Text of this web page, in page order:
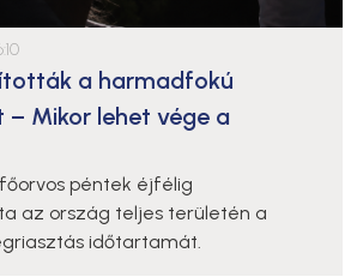
a harmadfokú
– Mikor lehet vége a
péntek éjfélig
az ország teljes területén a
időtartamát.